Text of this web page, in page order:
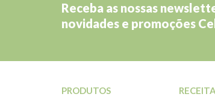
Receba as nossas
novidades e promoções
PRODUTOS